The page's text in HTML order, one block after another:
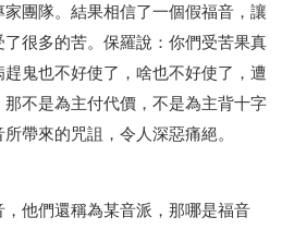
團隊。結果相信了一個假福音，讓
很多的苦。保羅說：你們受苦果真
鬼也不好使了，啥也不好使了，遭
不是為主付代價，不是為主背十字
帶來的咒詛，令人深惡痛絕。
他們還稱為某音派，那哪是福音